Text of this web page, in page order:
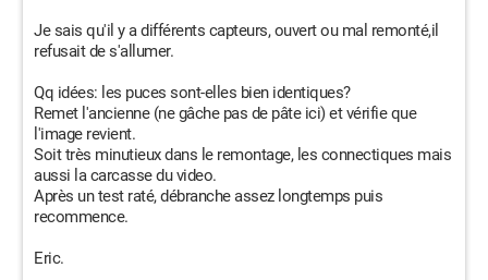
Je sais qu'il y a différents capteurs, ouvert ou mal remonté,il
refusait de s'allumer.
Qq idées: les puces sont-elles bien identiques?
Remet l'ancienne (ne gâche pas de pâte ici) et vérifie que
l'image revient.
Soit très minutieux dans le remontage, les connectiques mais
aussi la carcasse du video.
Après un test raté, débranche assez longtemps puis
recommence.
Eric.